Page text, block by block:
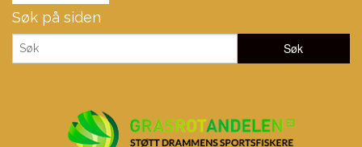
Søk på siden